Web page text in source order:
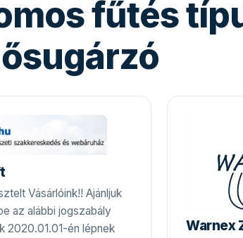
fűtés
Vásárlóink!! Ajánljuk
az alábbi jogszabály
2020.01.01-én lépnek
Warnex